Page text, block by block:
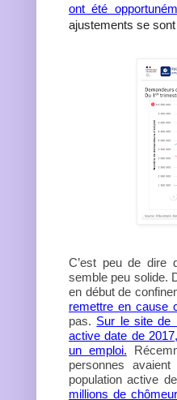
ont été
ajustements se
C’est peu de dire
semble peu solide.
en début de
remettre en cause
pas. Sur le site de
active date de
un emploi.
personnes
population active
millions de